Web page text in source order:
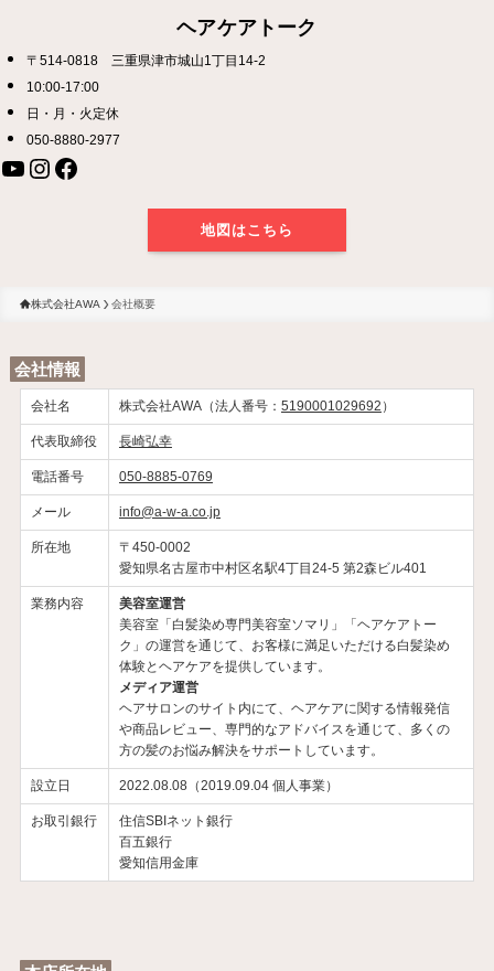
ヘアケアトーク
〒514-0818 三重県津市城山1丁目14-2
10:00-17:00
日・月・火定休
050-8880-2977
YouTube Instagram Facebook
地図はこちら
株式会社AWA 会社概要
会社情報
会社名 株式会社AWA（法人番号： 5190001029692 ）
代表取締役 長崎弘幸
電話番号 050-8885-0769
メール info@a-w-a.co.jp
所在地
〒450-0002
愛知県名古屋市中村区名駅4丁目24-5 第2森ビル401
業務内容
美容室運営
美容室「白髪染め専門美容室ソマリ」「ヘアケアトー
ク」の運営を通じて、お客様に満足いただける白髪染め
体験とヘアケアを提供しています。
メディア運営
ヘアサロンのサイト内にて、ヘアケアに関する情報発信
や商品レビュー、専門的なアドバイスを通じて、多くの
方の髪のお悩み解決をサポートしています。
設立日 2022.08.08（2019.09.04 個人事業）
お取引銀行
住信SBIネット銀行
百五銀行
愛知信用金庫